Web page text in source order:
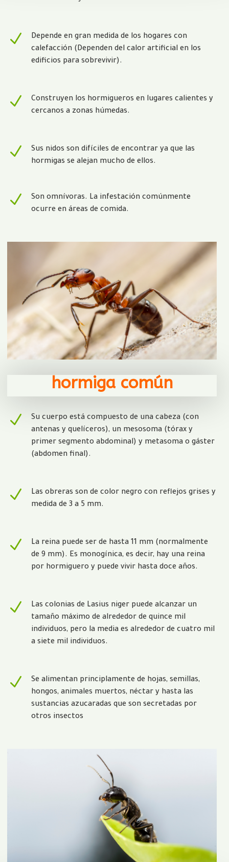
N
Depende en gran medida de los hogares con
calefacción (Dependen del calor artificial en los
edificios para sobrevivir).
N
Construyen los hormigueros en lugares calientes y
cercanos a zonas húmedas.
N
Sus nidos son difíciles de encontrar ya que las
hormigas se alejan mucho de ellos.
N
Son omnívoras. La infestación comúnmente
ocurre en áreas de comida.
hormiga común
N
Su cuerpo está compuesto de una cabeza (con
antenas y quelíceros), un mesosoma (tórax y
primer segmento abdominal) y metasoma o gáster
(abdomen final).
N
Las obreras son de color negro con reflejos grises y
medida de 3 a 5 mm.
N
La reina puede ser de hasta 11 mm (normalmente
de 9 mm). Es monogínica, es decir, hay una reina
por hormiguero y puede vivir hasta doce años.
N
Las colonias de Lasius niger puede alcanzar un
tamaño máximo de alrededor de quince mil
individuos, pero la media es alrededor de cuatro mil
a siete mil individuos.
N
Se alimentan principlamente de hojas, semillas,
hongos, animales muertos, néctar y hasta las
sustancias azucaradas que son secretadas por
otros insectos